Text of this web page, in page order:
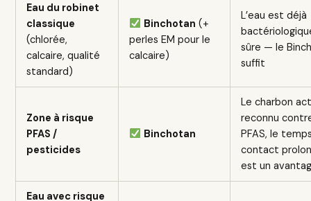
Eau du robinet
classique
(chlorée,
calcaire, qualité
standard)
Binchotan (+
perles EM pour le
calcaire)
L’eau est déjà
sûre — le
suffit
Zone à risque
PFAS /
pesticides
Binchotan
Le charbon
reconnu
PFAS, le
contact
est un
Eau avec risque